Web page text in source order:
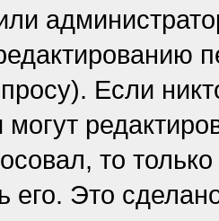
Если
могут
то
его. Это